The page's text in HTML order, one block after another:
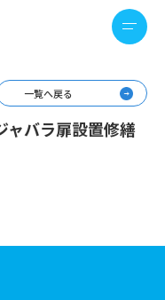
バラ扉設置修繕
一覧へ戻る